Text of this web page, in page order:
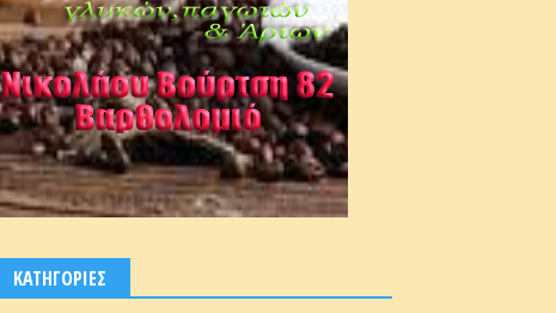
ΚΑΤΗΓΟΡΙΕΣ